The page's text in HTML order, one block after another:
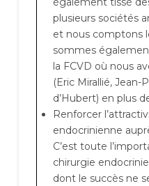
plusieurs sociétés
et nous comptons
sommes
la FCVD où nous
(Eric Mirallié,
d’Hubert) en plus
Renforcer
endocrinienne
C’est toute
chirurgie
dont le succès ne